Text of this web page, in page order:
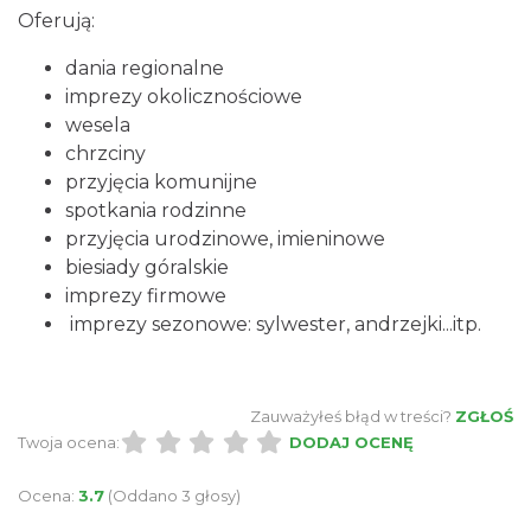
Oferują:
dania regionalne
imprezy okolicznościowe
wesela
chrzciny
przyjęcia komunijne
spotkania rodzinne
przyjęcia urodzinowe, imieninowe
biesiady góralskie
imprezy firmowe
imprezy sezonowe: sylwester, andrzejki...itp.
Zauważyłeś błąd w treści? ZGŁOŚ
Twoja ocena:
DODAJ OCENĘ
Ocena: 3.7 (Oddano 3 głosy)